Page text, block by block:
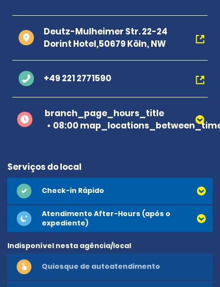
Deutz-Mulheimer Str. 22-24
Dorint Hotel,50679 Köln, NW
+49 221 2771590
branch_page_hours_title
08:00
Serviços do local
Check-in Rápido
Atendimento After-Hours (após o
expediente)
Indisponível nesta agência/local
Quiosque de autoatendimento